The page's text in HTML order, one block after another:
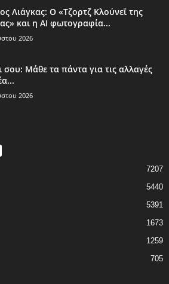
Λιάγκας: Ο «Τζορτζ Κλούνεϊ της
και η AI φωτογραφία...
2026
σου: Μάθε τα πάντα για τις αλλαγές
2026
7207
5440
5391
1673
1259
705